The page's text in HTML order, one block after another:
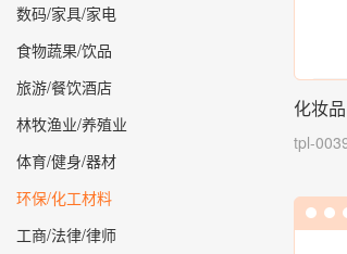
数码/家具/家电
食物蔬果/饮品
旅游/餐饮酒店
林牧渔业/养殖业
体育/健身/器材
环保/化工材料
工商/法律/律师
化妆品
tpl-